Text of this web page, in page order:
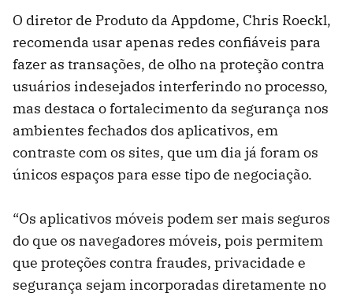
O diretor de Produto da Appdome, Chris Roeckl,
recomenda usar apenas redes confiáveis para
fazer as transações, de olho na proteção contra
usuários indesejados interferindo no processo,
mas destaca o fortalecimento da segurança nos
ambientes fechados dos aplicativos, em
contraste com os sites, que um dia já foram os
únicos espaços para esse tipo de negociação.
“Os aplicativos móveis podem ser mais seguros
do que os navegadores móveis, pois permitem
que proteções contra fraudes, privacidade e
segurança sejam incorporadas diretamente no